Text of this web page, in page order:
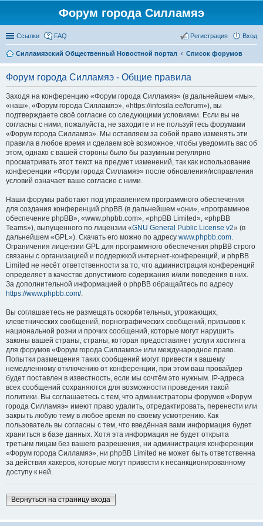
Форум города Силламяэ
Ссылки FAQ Вход
Регистрация
Силламяэский Общественный Новостной портал Список форумов
Форум города Силламяэ - Общие правила
Заходя на конференцию «Форум города Силламяэ» (в дальнейшем «мы»,
«наш», «Форум города Силламяэ», «https://infosila.ee/forum»), вы
подтверждаете своё согласие со следующими условиями. Если вы не
согласны с ними, пожалуйста, не заходите и не пользуйтесь форумами
«Форум города Силламяэ». Мы оставляем за собой право изменять эти
правила в любое время и сделаем всё возможное, чтобы уведомить вас об
этом, однако с вашей стороны было бы разумным регулярно
просматривать этот текст на предмет изменений, так как использование
конференции «Форум города Силламяэ» после обновления/исправления
условий означает ваше согласие с ними.
Наши форумы работают под управлением программного обеспечения
для создания конференций phpBB (в дальнейшем «они», «программное
обеспечение phpBB», «www.phpbb.com», «phpBB Limited», «phpBB
Teams»), выпущенного по лицензии «GNU General Public License v2» (в
дальнейшем «GPL»). Скачать его можно по адресу www.phpbb.com.
Ограничения лицензии GPL для программного обеспечения phpBB строго
связаны с организацией и поддержкой интернет-конференций, и phpBB
Limited не несёт ответственности за то, что администрация конференций
определяет в качестве допустимого содержания и/или поведения в них.
За дополнительной информацией о phpBB обращайтесь по адресу
https://www.phpbb.com/.
Вы соглашаетесь не размещать оскорбительных, угрожающих,
клеветнических сообщений, порнографических сообщений, призывов к
национальной розни и прочих сообщений, которые могут нарушить
законы вашей страны, страны, которая предоставляет услуги хостинга
для форумов «Форум города Силламяэ» или международное право.
Попытки размещения таких сообщений могут привести к вашему
немедленному отключению от конференции, при этом ваш провайдер
будет поставлен в известность, если мы сочтём это нужным. IP-адреса
всех сообщений сохраняются для возможности проведения такой
политики. Вы соглашаетесь с тем, что администраторы форумов «Форум
города Силламяэ» имеют право удалить, отредактировать, перенести или
закрыть любую тему в любое время по своему усмотрению. Как
пользователь вы согласны с тем, что введённая вами информация будет
храниться в базе данных. Хотя эта информация не будет открыта
третьим лицам без вашего разрешения, ни администрация конференции
«Форум города Силламяэ», ни phpBB Limited не может быть ответственна
за действия хакеров, которые могут привести к несанкционированному
доступу к ней.
Вернуться на страницу входа